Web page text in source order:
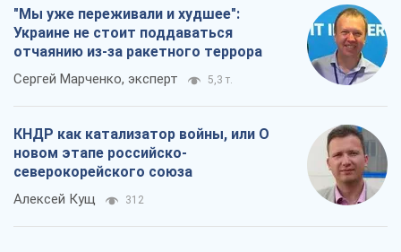
"Мы уже переживали и худшее":
Украине не стоит поддаваться
отчаянию из-за ракетного террора
Сергей Марченко, эксперт 5,3 т.
КНДР как катализатор войны, или О
новом этапе российско-
северокорейского союза
Алексей Кущ 312